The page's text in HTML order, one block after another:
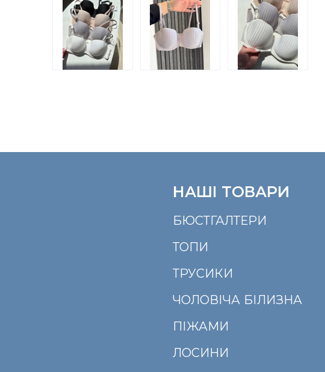
НАШІ ТОВАРИ
БЮСТГАЛТЕРИ
ТОПИ
ТРУСИКИ
ЧОЛОВІЧА БІЛИЗНА
ПІЖАМИ
ЛОСИНИ